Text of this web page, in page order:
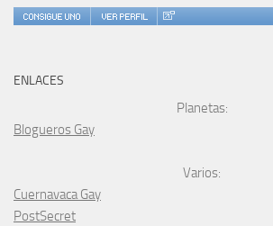
ENLACES
Planetas:
Blogueros Gay
Varios:
Cuernavaca Gay
PostSecret